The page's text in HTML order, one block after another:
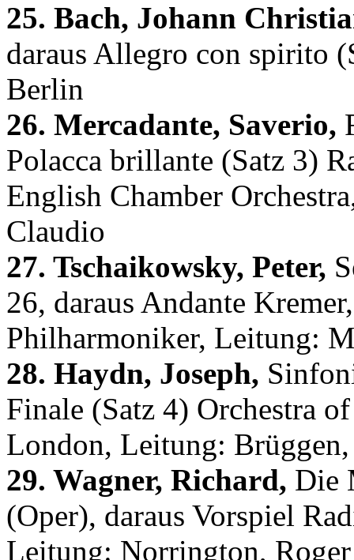
25. Bach, Johann
daraus Allegro con spirito
Berlin
26. Mercadante, Saverio,
Polacca brillante (Satz 3)
English Chamber
Claudio
27. Tschaikowsky, Peter,
26, daraus Andante
Philharmoniker, Leitung:
28. Haydn, Joseph,
Finale (Satz 4) Orchestra
London, Leitung: Brüggen,
29. Wagner, Richard, Die
(Oper), daraus Vorspiel
Leitung: Norrington,